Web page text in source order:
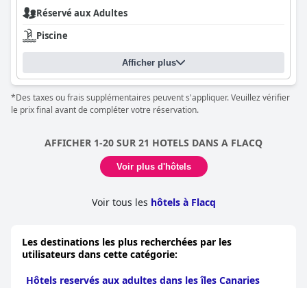
Réservé aux Adultes
Piscine
Afficher plus
*Des taxes ou frais supplémentaires peuvent s'appliquer. Veuillez vérifier
le prix final avant de compléter votre réservation.
AFFICHER 1-20 SUR 21 HOTELS DANS A FLACQ
Voir plus d'hôtels
Voir tous les hôtels à Flacq
Les destinations les plus recherchées par les
utilisateurs dans cette catégorie:
Hôtels reservés aux adultes dans les îles Canaries